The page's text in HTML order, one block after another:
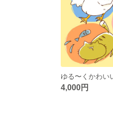
4,000円